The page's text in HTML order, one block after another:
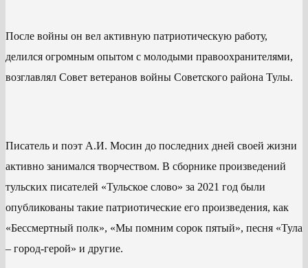
После войны он вел активную патриотическую работу,
делился огромным опытом с молодыми правоохранителями,
возглавлял Совет ветеранов войны Советского района Тулы.
Писатель и поэт А.И. Мосин до последних дней своей жизни
активно занимался творчеством. В сборнике произведений
тульских писателей «Тульское слово» за 2021 год были
опубликованы такие патриотические его произведения, как
«Бессмертный полк», «Мы помним сорок пятый», песня «Тула
– город-герой» и другие.